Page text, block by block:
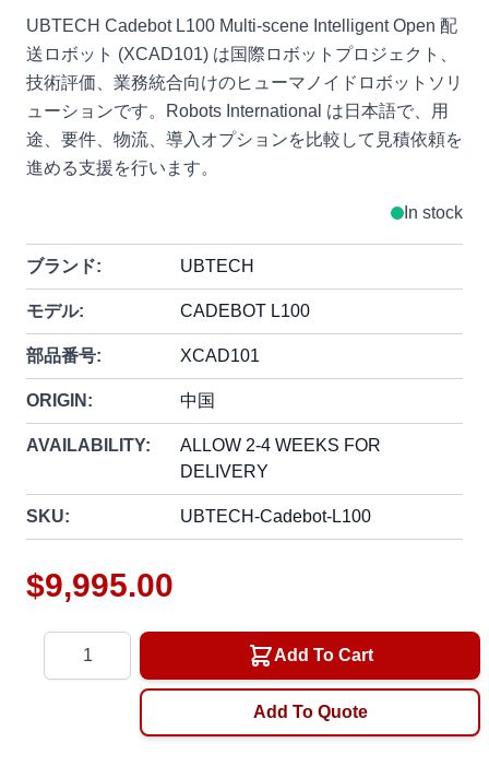
UBTECH Cadebot L100 Multi-scene Intelligent Open 配
送ロボット (XCAD101) は国際ロボットプロジェクト、
技術評価、業務統合向けのヒューマノイドロボットソリ
ューションです。Robots International は日本語で、用
途、要件、物流、導入オプションを比較して見積依頼を
進める支援を行います。
In stock
ブランド: UBTECH
モデル: CADEBOT L100
部品番号: XCAD101
ORIGIN: 中国
AVAILABILITY:
ALLOW 2-4 WEEKS FOR
DELIVERY
SKU: UBTECH-Cadebot-L100
$9,995.00
Add To Cart
Add To Quote